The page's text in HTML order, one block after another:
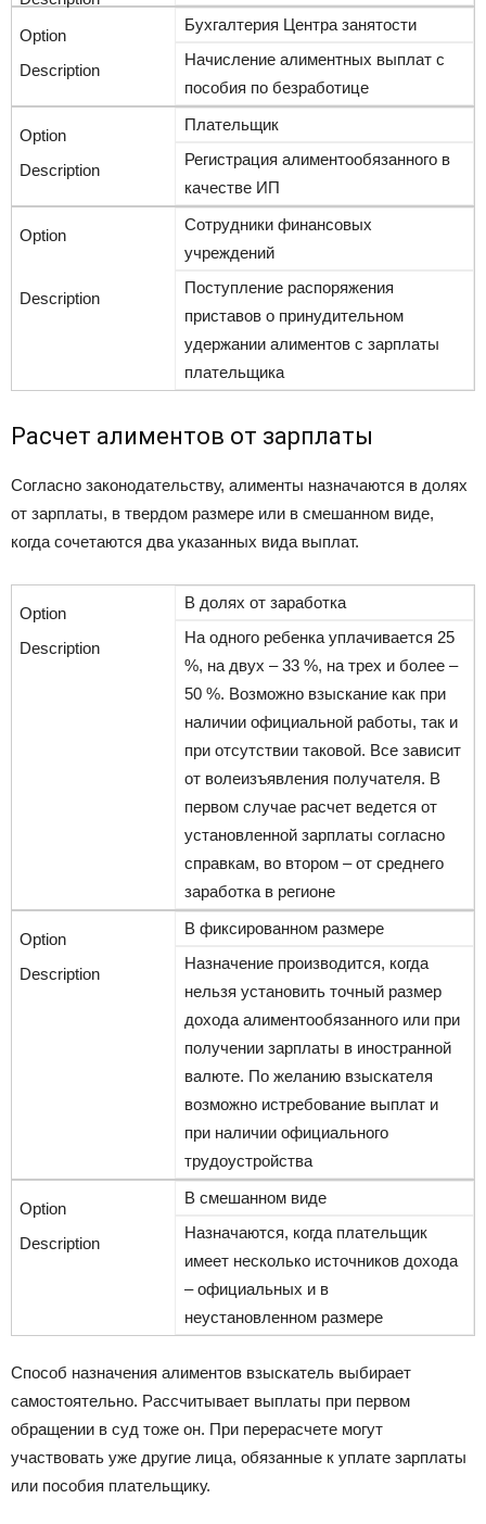
Бухгалтерия Центра занятости
Начисление алиментных выплат с
пособия по безработице
Плательщик
Регистрация алиментообязанного в
качестве ИП
Сотрудники финансовых
учреждений
Поступление распоряжения
приставов о принудительном
удержании алиментов с зарплаты
плательщика
Расчет алиментов от зарплаты
Согласно законодательству, алименты назначаются в долях
от зарплаты, в твердом размере или в смешанном виде,
когда сочетаются два указанных вида выплат.
В долях от заработка
На одного ребенка уплачивается 25
%, на двух – 33 %, на трех и более –
50 %. Возможно взыскание как при
наличии официальной работы, так и
при отсутствии таковой. Все зависит
от волеизъявления получателя. В
первом случае расчет ведется от
установленной зарплаты согласно
справкам, во втором – от среднего
заработка в регионе
В фиксированном размере
Назначение производится, когда
нельзя установить точный размер
дохода алиментообязанного или при
получении зарплаты в иностранной
валюте. По желанию взыскателя
возможно истребование выплат и
при наличии официального
трудоустройства
В смешанном виде
Назначаются, когда плательщик
имеет несколько источников дохода
– официальных и в
неустановленном размере
Способ назначения алиментов взыскатель выбирает
самостоятельно. Рассчитывает выплаты при первом
обращении в суд тоже он. При перерасчете могут
участвовать уже другие лица, обязанные к уплате зарплаты
или пособия плательщику.